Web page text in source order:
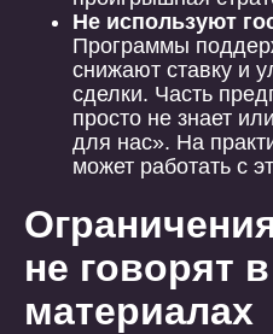
Не используют
Программы
снижают ставку и
сделки. Часть
просто не знает
для нас». На
может работать с
не говорят
материалах